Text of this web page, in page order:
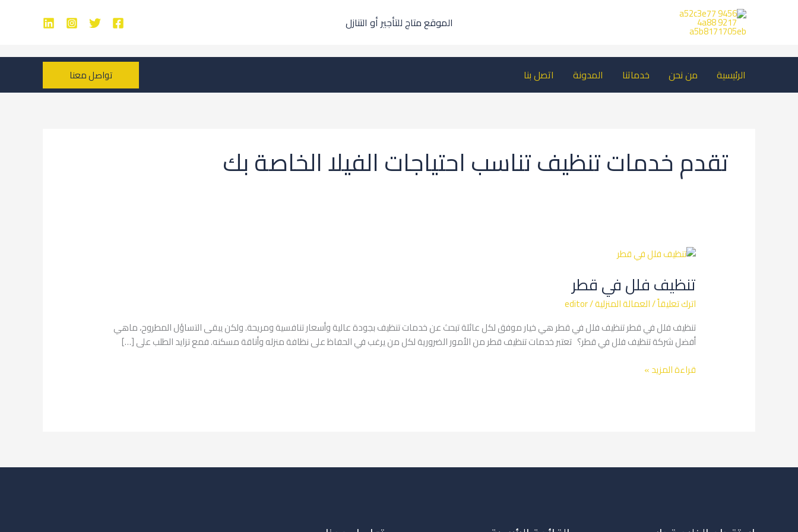
الموقع متاج للتأجير أو التنازل
الرئيسية من نحن خدماتنا المدونة اتصل بنا تواصل معنا
تقدم خدمات تنظيف تناسب احتياجات الفيلا الخاصة بك
تنظيف فلل في قطر
اترك تعليقاً/العمالة المنزلية/
editor
تنظيف فلل في قطر تنظيف فلل في قطر هي خيار موفق لكل عائلة تبحث عن خدمات تنظيف بجودة عالية وأسعار تنافسية ومريحة. ولكن يبقى التساؤل المطروح، ماهي
أفضل شركة تنظيف فلل في قطر؟ تعتبر خدمات تنظيف قطر من الأمور الضرورية لكل من يرغب في الحفاظ على نظافة منزله وأناقة مسكنه. فمع تزايد الطلب على […]
تنظيف
في
قطر
قراءة المزيد »